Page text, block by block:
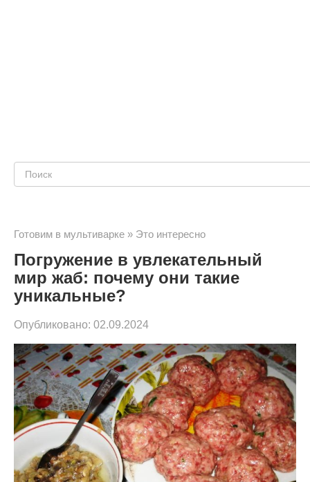
Поиск:
Готовим в мультиварке » Это интересно
Погружение в увлекательный
мир жаб: почему они такие
уникальные?
Опубликовано: 02.09.2024